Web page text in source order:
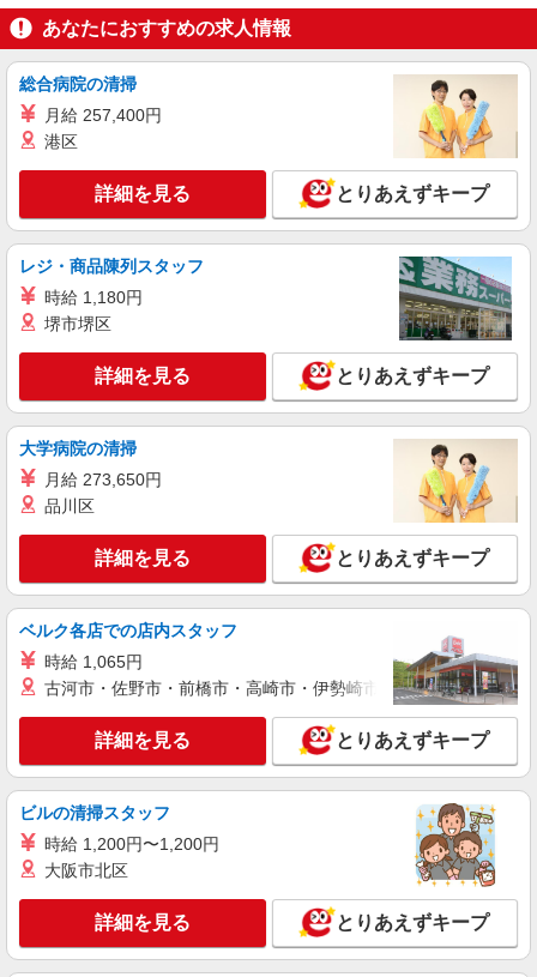
キープ 詳細を見る
派遣社員
株式会社kotrio /●HR-H-2077454
安芸長束★未経験OKの人間関係に悩まない職
時給1350円〜1937円 ＜日払い有/週払い有/交
通費全支給(ガソリン代含む)＞
広島市安佐南区｜安芸長束駅が最寄り
キープ 詳細を見る
派遣社員
株式会社kotrio /●HR-H-1878356
＜デイサービス/下祇園駅＞面接なし！最短3日
で仕事スタート可◎
時給1450円〜1937円 ＜日払い有/週払い有/交
詳細を見る
派遣社員
株式会社kotrio /●HR-H-2078497
＼収入アップを全面サポート／小規模デイ
時給1350円〜1937円 ＜日払い有/週払い有/交
通費全支給(ガソリン代含む)＞
広島市安佐南区
キープ 詳細を見る
派遣社員
株式会社kotrio /●HR-H-2077509
上安*デイでの生活補助☆新たなスキルを身に
つけて長く働く♪
時給1350円〜1937円 ＜日払い有/週払い有/交
あなたにおすすめの求人情報
総合病院の清掃
月給 257,400円
港区
詳細を見る とりあえずキープ
レジ・商品陳列スタッフ
時給 1,180円
堺市堺区
詳細を見る とりあえずキープ
大学病院の清掃
月給 273,650円
品川区
詳細を見る とりあえずキープ
ベルク各店での店内スタッフ
時給 1,065円
古河市・佐野市・前橋市・高崎市・伊勢崎市・太田市・館林市
詳細を見る とりあえずキープ
ビルの清掃スタッフ
時給 1,200円〜1,200円
大阪市北区
詳細を見る とりあえずキープ